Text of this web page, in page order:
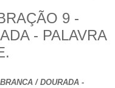
9 -
- PALAVRA
/ DOURADA -